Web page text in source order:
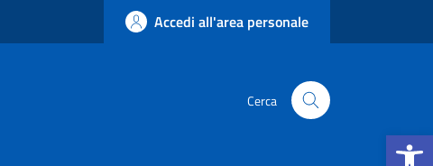
Apri la
Accedi all'area personale
Cerca